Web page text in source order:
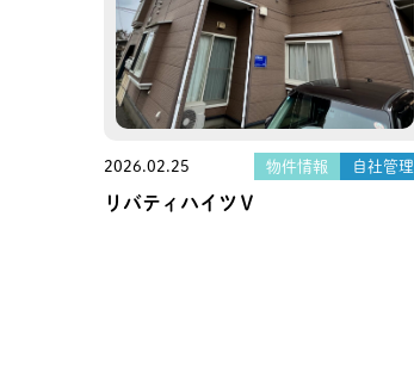
2026.02.25 物件情報 自社管理
リバティハイツⅤ